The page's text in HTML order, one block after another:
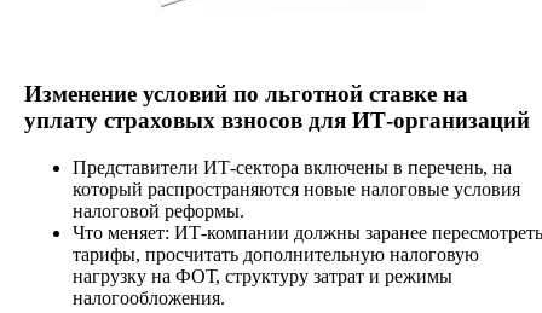
Изменение условий по льготной ставке на
уплату страховых взносов для ИТ-организаций
Представители ИТ-сектора включены в перечень, на
который распространяются новые налоговые условия
налоговой реформы.
Что меняет: ИТ-компании должны заранее пересмотреть
тарифы, просчитать дополнительную налоговую
нагрузку на ФОТ, структуру затрат и режимы
налогообложения.